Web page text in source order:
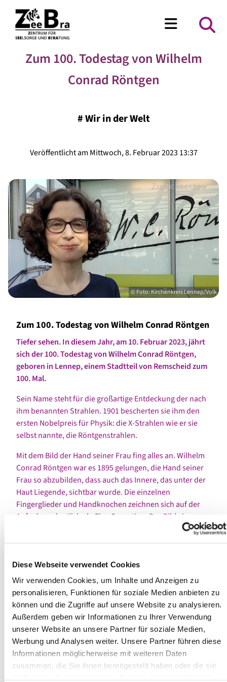
Diese Webseite verwendet Cookies
Wir verwenden Cookies, um Inhalte und Anzeigen zu
personalisieren, Funktionen für soziale Medien anbieten zu
können und die Zugriffe auf unsere Website zu analysieren.
Außerdem geben wir Informationen zu Ihrer Verwendung
unserer Website an unsere Partner für soziale Medien,
Werbung und Analysen weiter. Unsere Partner führen diese
Informationen möglicherweise mit weiteren Daten
zusammen, die Sie ihnen bereitgestellt haben oder die sie
Zum 100. Todestag von Wilhelm
Conrad Röntgen
#Wir in der Welt
Veröffentlicht am Mittwoch, 8. Februar 2023 13:37
© Foto: Kirchenkreis Lennep/Volk
Zum 100. Todestag von Wilhelm Conrad Röntgen
Tiefer sehen. In diesem Jahr, am 10. Februar 2023, jährt
sich der 100. Todestag von Wilhelm Conrad Röntgen,
geboren in Lennep, einem Stadtteil von Remscheid zum
100. Mal.
Sein Name steht für die großartige Entdeckung der nach
ihm benannten Strahlen. 1901 bescherten sie ihm den
ersten Nobelpreis für Physik: die X-Strahlen wie er sie
selbst nannte, die Röntgenstrahlen.
Mit dem Bild der Hand seiner Frau fing alles an. Wilhelm
Conrad Röntgen war es 1895 gelungen, die Hand seiner
Frau so abzubilden, dass auch das Innere, das unter der
Haut Liegende, sichtbar wurde. Die einzelnen
Fingerglieder und Handknochen zeichnen sich auf der
Aufnahme deutlich ab. Eine Sensation. Das Bild ging um
kaum denkbar. Wer heute, über 120 Jahre später seine
erhalten wie damals. Tiefer sehen. Das lässt den
Menschen mit seinen inneren Verletzungen sehen, die
nach außen nicht sichtbar sind. Der Blick geht durch die
Haut durchs Gewebe, durch die Fassade. Nicht um
jemanden bloß zu stellen, sondern um diagnostische
Einsichten zu erhalten und dann Therapie und Heilung in
Gang zu bringen.
Einblicke können Großes bewirken. So auch der Blick